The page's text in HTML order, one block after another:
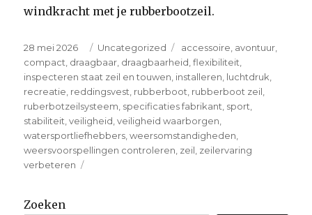
windkracht met je rubberbootzeil.
Posted
on
28 mei 2026 Categories
Uncategorized Tags
accessoire avontuur
compact draagbaar draagbaarheid ,flexibiliteit
inspecteren staat zeil en touwen installeren luchtdruk
recreatie reddingsvest rubberboot rubberboot zeil
ruberbotzeilsysteem specificaties fabrikant sport
stabiliteit ,veiligheid ,veiligheid waarborgen
watersportliefhebbers ,weersomstandigheden
weersvoorspellingen controleren zeil zeilervaring
verbeteren
Zoeken